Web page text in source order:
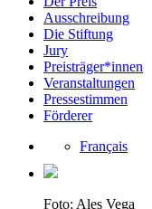
Ausschreibung
Die Stiftung
Jury
Preisträger*innen
Veranstaltungen
Pressestimmen
Förderer
Français
Foto: Ales Vega